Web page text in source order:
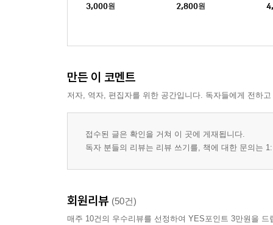
3,000원 2,800원
만든 이 코멘트
저자, 역자, 편집자를 위한 공간입니다. 독자들에게 전하
접수된 글은 확인을 거쳐 이 곳에 게재됩니다.
독자 분들의 리뷰는 리뷰 쓰기를, 책에 대한 문의는
회원리뷰 (50건)
매주 10건의 우수리뷰를 선정하여 YES포인트 3만원을 드